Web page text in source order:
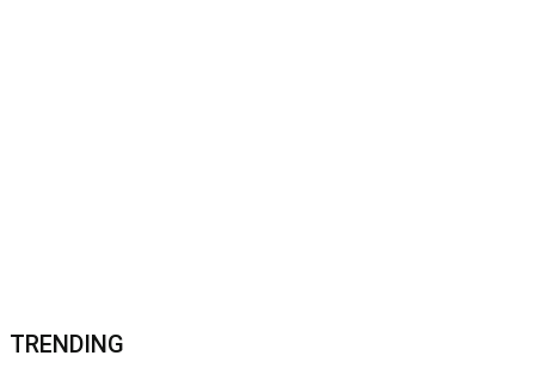
TRENDING